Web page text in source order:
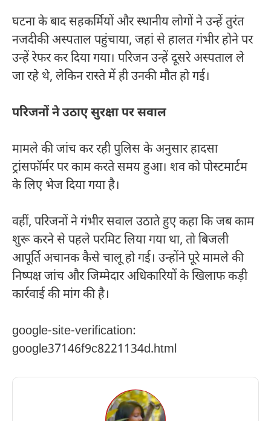
घटना के बाद सहकर्मियों और स्थानीय लोगों ने उन्हें तुरंत
नजदीकी अस्पताल पहुंचाया, जहां से हालत गंभीर होने पर
उन्हें रेफर कर दिया गया। परिजन उन्हें दूसरे अस्पताल ले
जा रहे थे, लेकिन रास्ते में ही उनकी मौत हो गई।
परिजनों ने उठाए सुरक्षा पर सवाल
मामले की जांच कर रही पुलिस के अनुसार हादसा
ट्रांसफॉर्मर पर काम करते समय हुआ। शव को पोस्टमार्टम
के लिए भेज दिया गया है।
वहीं, परिजनों ने गंभीर सवाल उठाते हुए कहा कि जब काम
शुरू करने से पहले परमिट लिया गया था, तो बिजली
आपूर्ति अचानक कैसे चालू हो गई। उन्होंने पूरे मामले की
निष्पक्ष जांच और जिम्मेदार अधिकारियों के खिलाफ कड़ी
कार्रवाई की मांग की है।
google-site-verification:
google37146f9c8221134d.html